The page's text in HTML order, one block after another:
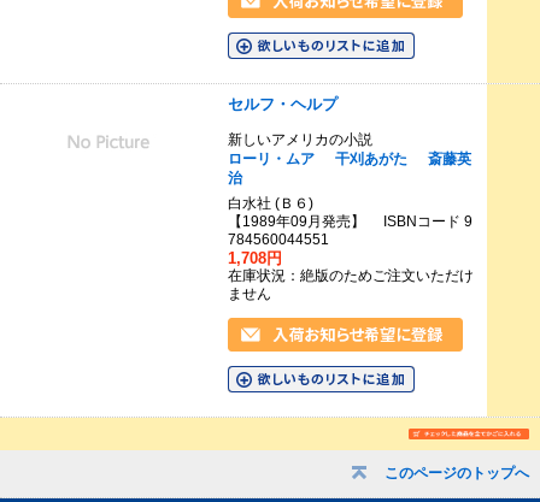
このページのトップへ
セルフ・ヘルプ
新しいアメリカの小説
ローリ・ムア
干刈あがた
斎藤英
治
白水社 (Ｂ６)
【1989年09月発売】 ISBNコード 9
784560044551
1,708円
在庫状況：絶版のためご注文いただけ
ません